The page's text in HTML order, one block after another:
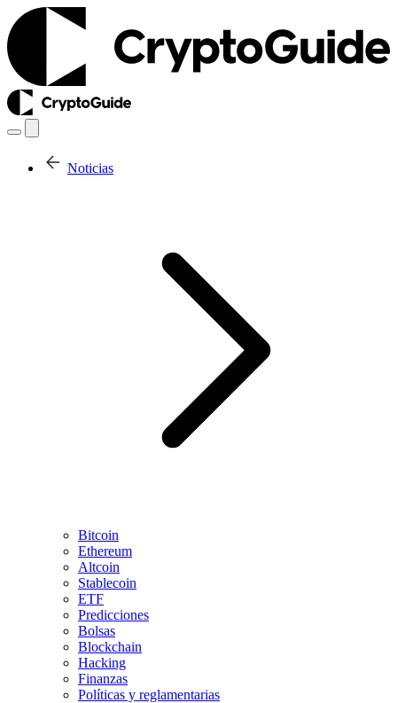
Noticias
Bitcoin
Ethereum
Altcoin
Stablecoin
ETF
Predicciones
Bolsas
Blockchain
Hacking
Finanzas
Políticas y reglamentarias